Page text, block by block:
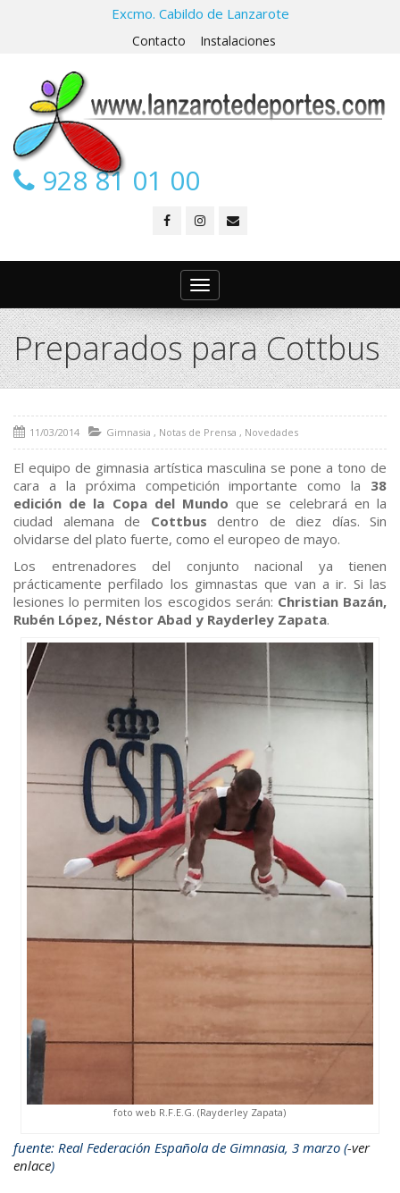
Excmo. Cabildo de Lanzarote
Contacto Instalaciones
928 81 01 00
Toggle
navigation
Preparados para Cottbus
11/03/2014 Gimnasia , Notas de Prensa , Novedades
El equipo de gimnasia artística masculina se pone a tono de
cara a la próxima competición importante como la 38
edición de la Copa del Mundo que se celebrará en la
ciudad alemana de Cottbus dentro de diez días. Sin
olvidarse del plato fuerte, como el europeo de mayo.
Los entrenadores del conjunto nacional ya tienen
prácticamente perfilado los gimnastas que van a ir. Si las
lesiones lo permiten los escogidos serán: Christian Bazán,
Rubén López, Néstor Abad y Rayderley Zapata.
foto web R.F.E.G. (Rayderley Zapata)
fuente: Real Federación Española de Gimnasia, 3 marzo (-ver
enlace)